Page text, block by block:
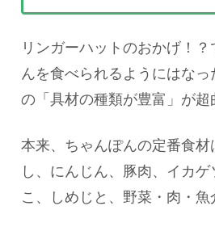
リンガーハットのおかげ！
んを食べられるようにはな
の「具材の種類が豊富」が超
本来、ちゃんぽんの定番食材
し、にんじん、豚肉、イカ
こ、しめじと、野菜・肉・魚